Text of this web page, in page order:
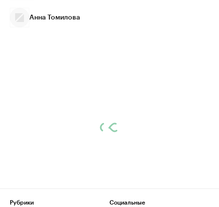
Анна Томилова
Рубрики
Социальные